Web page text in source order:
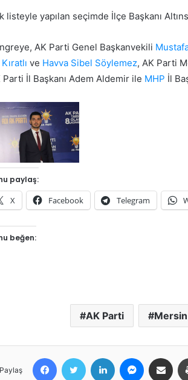
listeyle yapılan seçimde İlçe Başkanı
AK Parti Genel Başkanvekili
ve Havva Sibel Söylemez, AK Parti
Parti İl Başkanı Adem Aldemir ile MHP İl
paylaş:
X Facebook Telegram
beğen:
AK Parti Mersin
Paylaş
FacebookTwitter LinkedIn Messenger
E-Posta